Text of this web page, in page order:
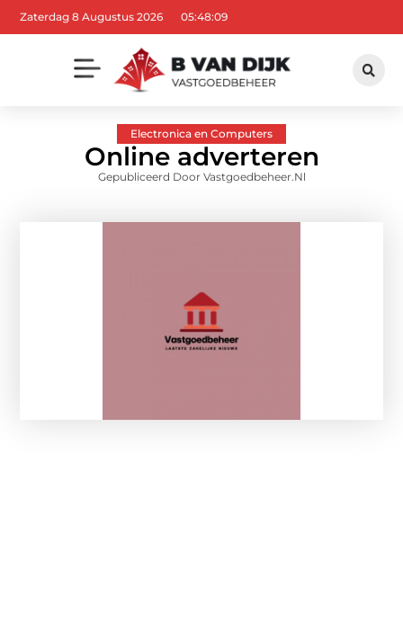
Zaterdag 8 Augustus 2026 05:48:10
Electronica en Computers
Online adverteren
Gepubliceerd Door Vastgoedbeheer.nl